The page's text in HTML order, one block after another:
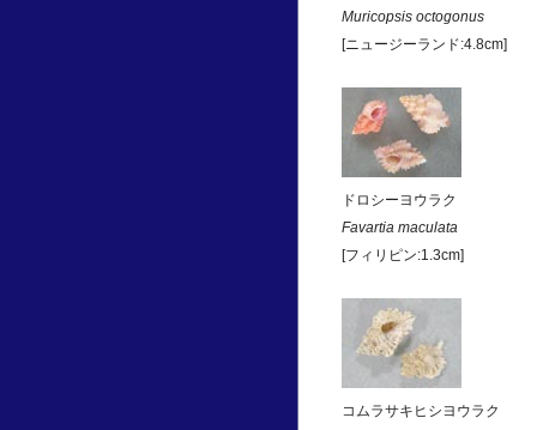
Muricopsis octogonus
[ニュージーランド:4.8cm]
ドロシーヨウラク
Favartia maculata
[フィリピン:1.3cm]
コムラサキヒシヨウラク